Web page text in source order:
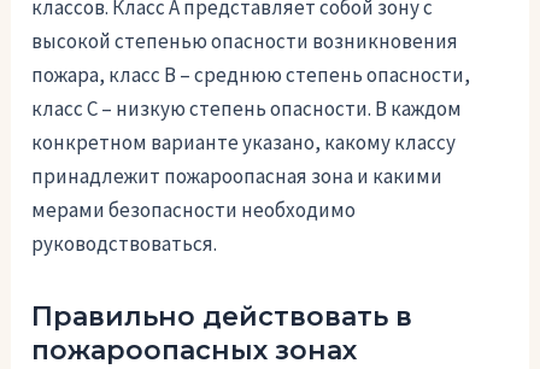
классов. Класс А представляет собой зону с
высокой степенью опасности возникновения
пожара, класс B – среднюю степень опасности,
класс C – низкую степень опасности. В каждом
конкретном варианте указано, какому классу
принадлежит пожароопасная зона и какими
мерами безопасности необходимо
руководствоваться.
Правильно действовать в
пожароопасных зонах